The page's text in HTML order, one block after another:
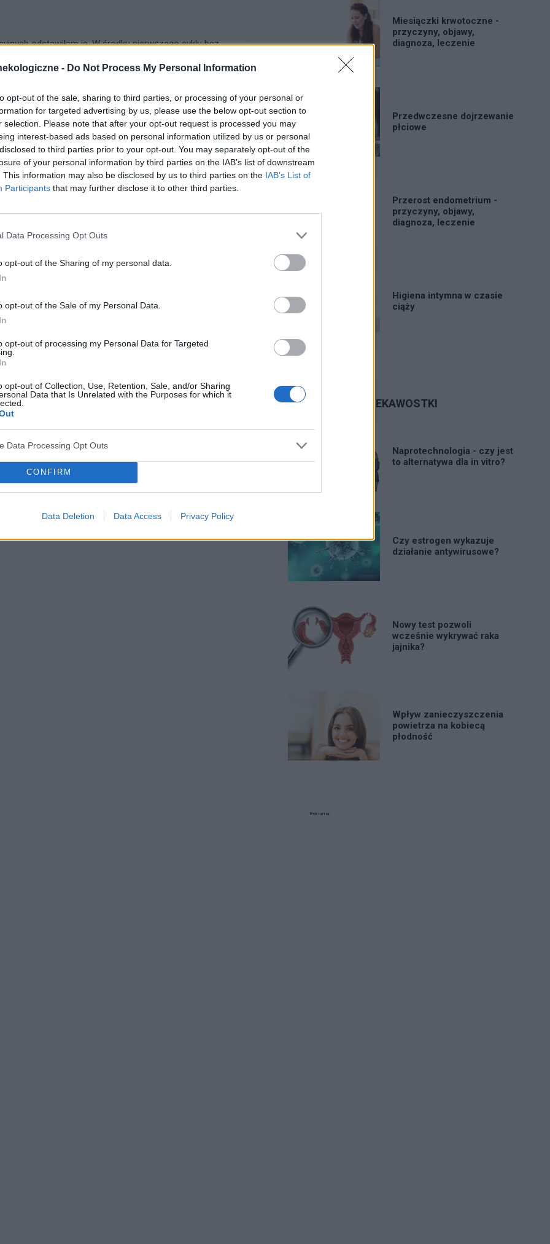
- Do Not Process My Personal Information
opt-out of the sale, sharing to third parties, or processing of your personal or
for targeted advertising by us, please use the below opt-out section to
selection. Please note that after your opt-out request is processed you may
interest-based ads based on personal information utilized by us or personal
to third parties prior to your opt-out. You may separately opt-out of the
of your personal information by third parties on the IAB’s list of downstream
This information may also be disclosed by us to third parties on the IAB’s List of
Participants that may further disclose it to other third parties.
Data Processing Opt Outs
opt-out of the Sharing of my personal data.
opt-out of the Sale of my Personal Data.
opt-out of processing my Personal Data for Targeted
opt-out of Collection, Use, Retention, Sale, and/or Sharing
Data that Is Unrelated with the Purposes for which it
Data Processing Opt Outs
CONFIRM
Data Deletion Data Access Privacy Policy
odstawiłam je. W środku pierwszego cyklu bez
w tym samym czasie doszło do stosunku podczas
Czy mam się czego obawiać? Czy sytuacja w
dla mnie bardzo krępujące. Oczekuje na wizytę u
krwawień śródcyklicznych?
raz zapomniałam o tabletce. Wzięłam ją o 16
robić dalej, przestać brać i poczekać na krwawienie
Pierwszy spotykam się z taką sytuacją i obawiam się
dni płodne według aplikacji trwały od 24 do 30
Następna miesiączka wypada mi na 12 stycznia
czyli 3 stycznia ok 1:00 w nocy podczas stosunku
nastąpił w środku pochwy ( po pójściu do
tabletkę ellaOne Jakie w tej sytuacji są
Jestem przerażona sytuacja, pierwszy raz pękła
wewnątrz mnie I pierwszy raz brałam taką tabletkę
telefonie mógł zawieść i na przykład dzień owulacji
na przykład 2/3/4 stycznia Proszę o szczerą poradę i
się stresuję
może tutaj ktoś udzieli mi odpowiedzi na pytanie.
nie mogłam w żadnej aptece dostać tych
tabletkę anty a o 13 ellaone. Nie dopatrzyłam się
z ellaone. Później nie brałam przez 5 dni i miałam
do anty, zrobiłam test ciążowy i jedna kreska.
a wczoraj odbyłam stosunek bez zabezpieczenia.
czas 7 dni robić to tylko z zabezpieczaniem? Czy
wymagane jest w tym przypadku ponowne przyjęcie
Miesiączki krwotoczne -
przyczyny, objawy,
diagnoza, leczenie
Przedwczesne dojrzewanie
płciowe
Przerost endometrium -
przyczyny, objawy,
diagnoza, leczenie
Higiena intymna w czasie
ciąży
CIEKAWOSTKI
Naprotechnologia - czy jest
to alternatywa dla in vitro?
Czy estrogen wykazuje
działanie antywirusowe?
Nowy test pozwoli
wcześnie wykrywać raka
jajnika?
Wpływ zanieczyszczenia
powietrza na kobiecą
płodność
Reklama: